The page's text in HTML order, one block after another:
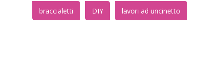
braccialetti DIY lavori ad uncinetto